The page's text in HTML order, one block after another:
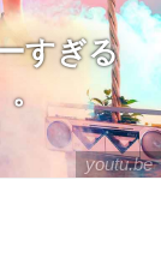
youtu.be
すぎる